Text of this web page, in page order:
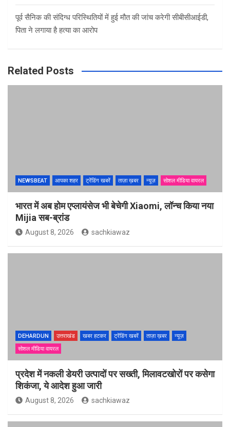
पूर्व सैनिक की संदिग्ध परिस्थितियों में हुई मौत की जांच करेगी सीबीसीआईडी,
पिता ने लगाया है हत्या का आरोप
Related Posts
NEWSBEAT आपका शहर ट्रेंडिंग खबरें ताज़ा ख़बर न्यूज़ सोशल मीडिया वायरल
भारत में अब होम एप्लायंसेज भी बेचेगी Xiaomi, लॉन्च किया नया
Mijia सब-ब्रांड
August 8, 2026 sachkiawaz
DEHARDUN उत्तराखंड खबर हटकर ट्रेंडिंग खबरें ताज़ा ख़बर
न्यूज़
सोशल मीडिया वायरल
प्रदेश में नकली डेयरी उत्पादों पर सख्ती, मिलावटखोरों पर कसेगा
शिकंजा, ये आदेश हुआ जारी
August 8, 2026 sachkiawaz